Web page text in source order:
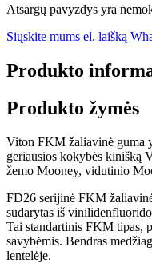
Atsargų pavyzdys yra
Siųskite mums el. laišką
Produkto
Produkto žymės
Viton FKM žaliavinė guma
geriausios kokybės kinišką
žemo Mooney, vidutinio
FD26 serijinė FKM
sudarytas iš
Tai standartinis FKM tipas,
savybėmis. Bendras
lentelėje.